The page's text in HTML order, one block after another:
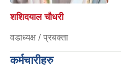
शशिदयाल चौधरी
वडाध्यक्ष / प्रबक्ता
कर्मचारीहरु